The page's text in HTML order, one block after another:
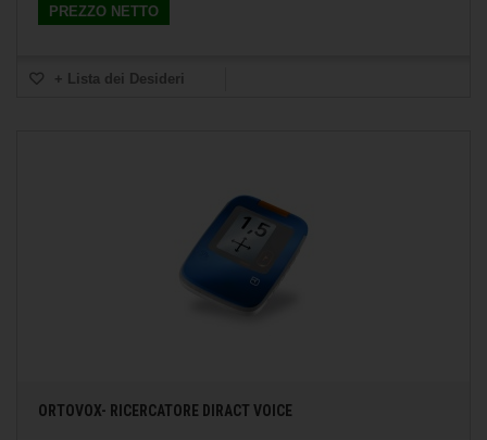
PREZZO NETTO
+ Lista dei Desideri
ORTOVOX- RICERCATORE DIRACT VOICE